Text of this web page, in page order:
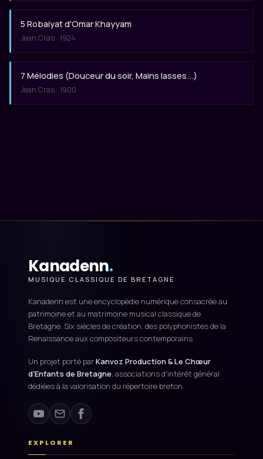
5 Robaiyat d'Omar Khayyam
Jean Cras · 1924
7 Mélodies (Douceur du soir, Mains lasses...)
Jean Cras · 1900
Kanadenn.
MUSIQUE CLASSIQUE DE BRETAGNE
Kanadenn est une encyclopédie numérique consacrée au
patrimoine et au matrimoine musical classique de
Bretagne. Six siècles de création, des polyphonistes de la
Renaissance aux compositeurs contemporains.
Un projet porté parKanvoz Production & Le Chœur
d'Enfants de Bretagne, associations d'intérêt général
dédiées à la valorisation du répertoire breton.
EXPLORER